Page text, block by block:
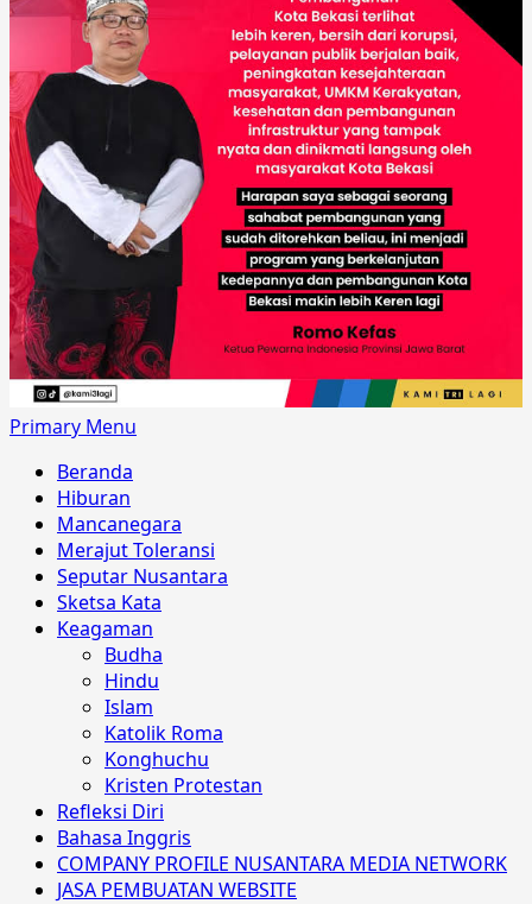
Primary Menu
Beranda
Hiburan
Mancanegara
Merajut Toleransi
Seputar Nusantara
Sketsa Kata
Keagaman
Budha
Hindu
Islam
Katolik Roma
Konghuchu
Kristen Protestan
Refleksi Diri
Bahasa Inggris
COMPANY PROFILE NUSANTARA MEDIA NETWORK
JASA PEMBUATAN WEBSITE